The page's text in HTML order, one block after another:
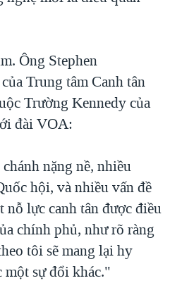
Ông Stephen
Trung tâm Canh tân
Trường Kennedy của
đài VOA:
nặng nề, nhiều
hội, và nhiều vấn đề
nỗ lực canh tân được điều
chính phủ, như rõ ràng
tôi sẽ mang lại hy
một sự đổi khác."